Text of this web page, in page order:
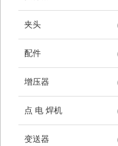
夹头
配件
增压器
点 电 焊机
变送器